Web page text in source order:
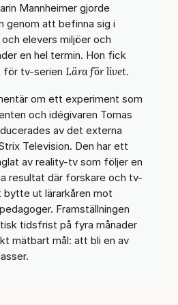
Mannheimer gjorde
genom att befinna sig i
elevers miljöer och
en hel termin. Hon fick
för tv-serien Lära för livet.
om ett experiment som
och idégivaren Tomas
av det externa
Television. Den har ett
av reality-tv som följer en
resultat där forskare och tv-
ut lärarkåren mot
Framställningen
tidsfrist på fyra månader
mätbart mål: att bli en av